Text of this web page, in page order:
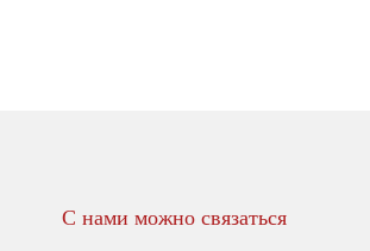
С нами можно связаться